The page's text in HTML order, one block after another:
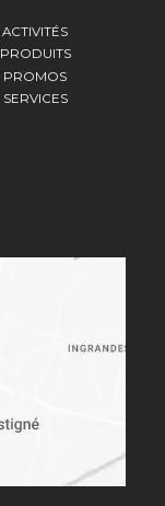
ACTIVITÉS
PRODUITS
PROMOS
SERVICES